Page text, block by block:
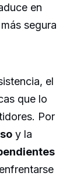
en
segura
el
que lo
Por
y la